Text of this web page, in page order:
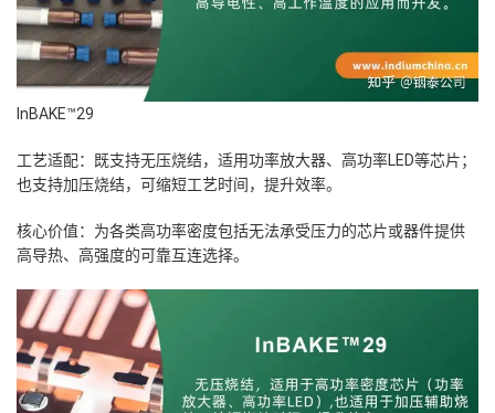
InBAKE™29
工艺适配：既支持无压烧结，适用功率放大器、高功率LED等芯片；
也支持加压烧结，可缩短工艺时间，提升效率。
核心价值：为各类高功率密度包括无法承受压力的芯片或器件提供
高导热、高强度的可靠互连选择。